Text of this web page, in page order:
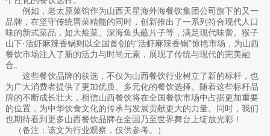
例如，老太原菜馆作为山西天星海外海餐饮集团公司旗下的又一
品牌，在坚守传统晋菜精髓的同时，创新推出了一系列符合现代人口
味的新式菜品，如大烩菜、深海鱼头蘸片子等，满足现代味蕾。猴子
山下·活虾麻辣香锅则以全国首创的“活虾麻辣香锅”惊艳市场，为山西
餐饮市场注入了新的活力与时尚元素，展现了传统与现代的完美融
合。
这些餐饮品牌的获选，不仅为山西餐饮行业树立了新的标杆，也
为广大消费者提供了更加优质、多元化的餐饮选择。随着这些标杆品
牌的不断成长壮大，相信山西餐饮将在全国餐饮市场中占据更加重要
的位置，为中华饮食文化的传承与发展贡献更大的力量。同时，我们
也期待看到更多山西餐饮品牌在全国乃至世界舞台上绽放光彩！
（备注：该文为行业观察，仅供参考。）